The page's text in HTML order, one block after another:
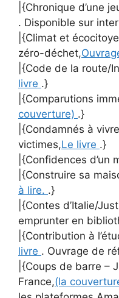
|{Chronique d’une
. Disponible sur
|{Climat et
zéro-déchet,
|{Code de la route/
livre .}
|{Comparutions
couverture) .}
|{Condamnés à
victimes,Le livre .}
|{Confidences d’un
|{Construire sa
à lire. .}
|{Contes d’Italie/
emprunter en
|{Contribution à
livre . Ouvrage de
|{Coups de barre –
France,(la